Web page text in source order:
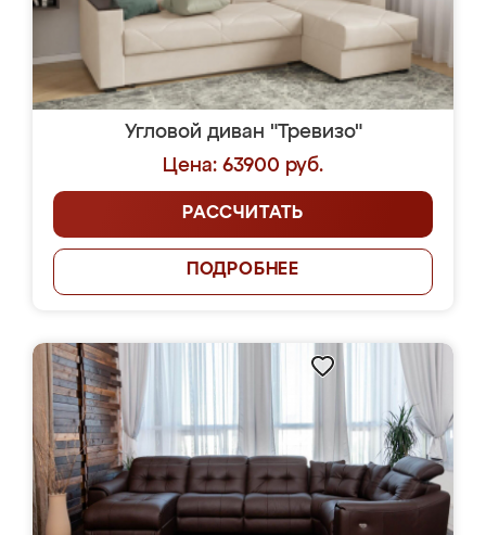
Угловой диван "Тревизо"
Цена: 63900 руб.
РАССЧИТАТЬ
ПОДРОБНЕЕ